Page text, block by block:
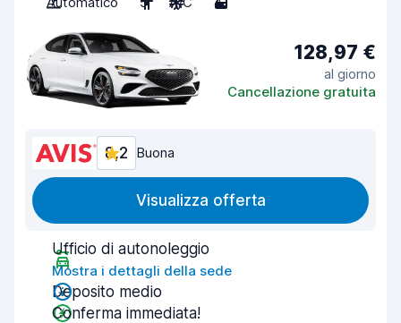
128,97 €
al giorno
Cancellazione gratuita
8,2 Buona
Visualizza offerta
Ufficio di autonoleggio
Mostra i dettagli della sede
Deposito medio
Conferma immediata!